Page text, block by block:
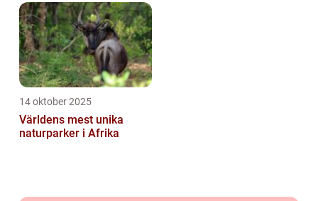
14 oktober 2025
Världens mest unika
naturparker i Afrika